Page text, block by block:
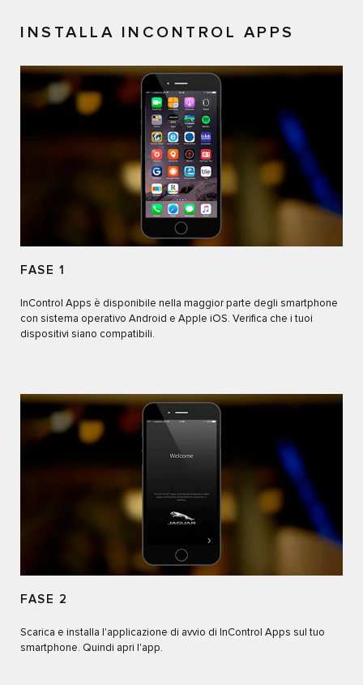
INSTALLA INCONTROL APPS
FASE 1
InControl Apps è disponibile nella maggior parte degli smartphone
con sistema operativo Android e Apple iOS. Verifica che i tuoi
dispositivi siano compatibili.
FASE 2
Scarica e installa l'applicazione di avvio di InControl Apps sul tuo
smartphone. Quindi apri l'app.